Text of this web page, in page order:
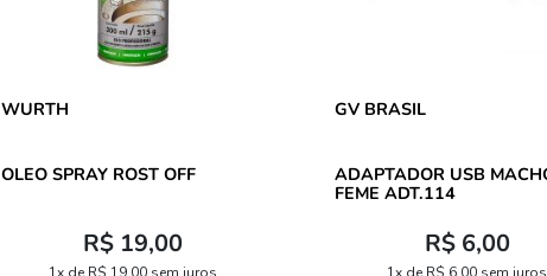
WURTH
OLEO SPRAY ROST OFF
R$ 19,00
GV BRASIL
ADAPTADOR USB MACHO /
FEME ADT.114
R$ 6,00